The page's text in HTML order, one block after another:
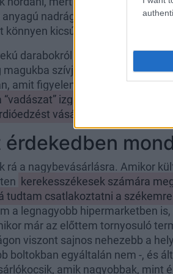
nadrágok, szoknyák -
könnyen kicsúszhatok miattuk a
darabokról is le kell
szívják a sarat, vizet, ha
amit figyelembe kell vennem
izgalmát szeretem,
vásárlás címszóval.
érdekedben
rá a nagybevásárlásra. Amikor
kerekesszékesek számára
tudtam csatlakoztatni a
a legnagyobb hipermarketben
már az előttem tornyosuló
viszont sajnos nehezebb a
boltokban egyáltalán nem -, és
amik nagyobbak, mint